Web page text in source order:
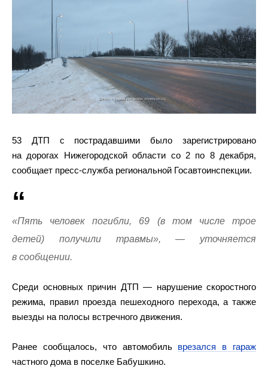
53 ДТП с пострадавшими было зарегистрировано
на дорогах Нижегородской области со 2 по 8 декабря,
сообщает пресс-служба региональной Госавтоинспекции.
«Пять человек погибли, 69 (в том числе трое
детей) получили травмы», — уточняется
в сообщении.
Среди основных причин ДТП — нарушение скоростного
режима, правил проезда пешеходного перехода, а также
выезды на полосы встречного движения.
Ранее сообщалось, что автомобиль врезался в гараж
частного дома в поселке Бабушкино.